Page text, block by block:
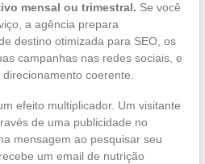
mensal ou trimestral. Se você
a agência prepara
destino otimizada para SEO, os
campanhas nas redes sociais, e
coerente.
efeito multiplicador. Um visitante
de uma publicidade no
mensagem ao pesquisar seu
um email de nutrição